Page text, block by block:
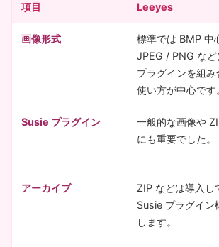
項目 Leeyes
画像形式
標準では BMP 中
JPEG / PNG な
プラグインを組み
使い方が中心です
Susie プラグイン
一般的な画像や
にも重要でした。
アーカイブ
ZIP などは導入し
Susie プラグイン
します。